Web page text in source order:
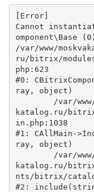
[Error]
Cannot
omponent\Base (0)
/var/www/
ru/bitrix/
php:623
#0:
ray, object)
katalog.ru/bitrix/
in.php:1038
#1: CAllMain-
ray, object)
katalog.ru/bitrix/
nts/bitrix/
#2: